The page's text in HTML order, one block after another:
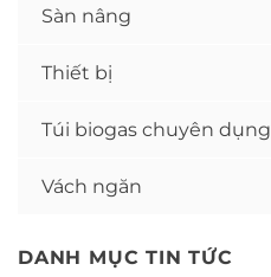
Sàn nâng
Thiết bị
Túi biogas chuyên dụng
Vách ngăn
DANH MỤC TIN TỨC